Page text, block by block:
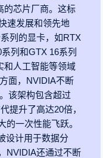
的芯片厂商。这标
速发展和领先地
列的显卡，如RTX
列和GTX 16系列
和人工智能等领域
面，NVIDIA不断
该架构包含超过
提升了高达20倍，
的一次性能飞跃。
设计用于数据分
NVIDIA还通过不断